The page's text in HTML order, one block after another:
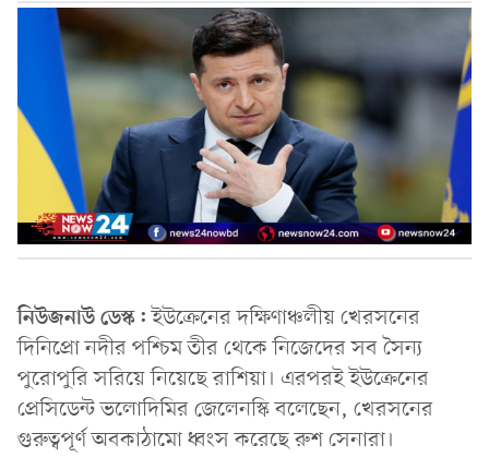
নিউজনাউ ডেস্ক:ইউক্রেনের দক্ষিণাঞ্চলীয় খেরসনের
দিনিপ্রো নদীর পশ্চিম তীর থেকে নিজেদের সব সৈন্য
পুরোপুরি সরিয়ে নিয়েছে রাশিয়া। এরপরই ইউক্রেনের
প্রেসিডেন্ট ভলোদিমির জেলেনস্কি বলেছেন, খেরসনের
গুরুত্বপূর্ণ অবকাঠামো ধ্বংস করেছে রুশ সেনারা।